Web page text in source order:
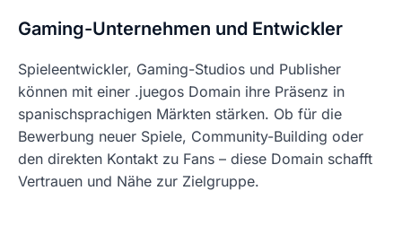
Gaming-Unternehmen und Entwickler
Spieleentwickler, Gaming-Studios und Publisher
können mit einer .juegos Domain ihre Präsenz in
spanischsprachigen Märkten stärken. Ob für die
Bewerbung neuer Spiele, Community-Building oder
den direkten Kontakt zu Fans – diese Domain schafft
Vertrauen und Nähe zur Zielgruppe.